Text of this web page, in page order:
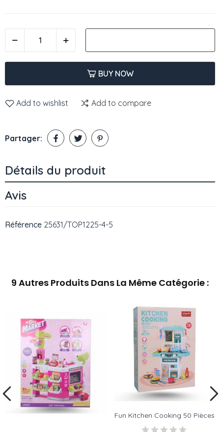
BUY NOW
Add to wishlist Add to compare
Partager:
Détails du produit
Avis
Référence 25631/TOP1225-4-5
9 Autres Produits Dans La Même Catégorie :
Fun Kitchen Cooking 50 Pièces